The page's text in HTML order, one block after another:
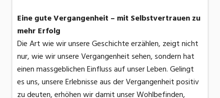
Eine gute Vergangenheit – mit Selbstvertrauen zu
mehr Erfolg
Die Art wie wir unsere Geschichte erzählen, zeigt nicht
nur, wie wir unsere Vergangenheit sehen, sondern hat
einen massgeblichen Einfluss auf unser Leben. Gelingt
es uns, unsere Erlebnisse aus der Vergangenheit positiv
zu deuten, erhöhen wir damit unser Wohlbefinden,